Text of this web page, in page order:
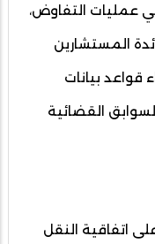
عمليات التفاوض،
المستشارين
قواعد بيانات
القضائية
اتفاقية النقل